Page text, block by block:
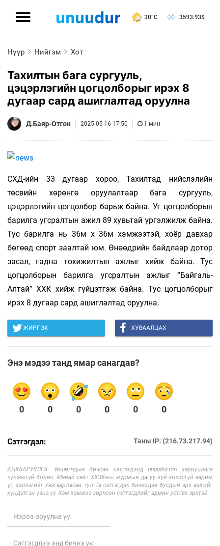
30°C 3593.93$
Нүүр Нийгэм Хот
Тахилтын бага сургууль,
цэцэрлэгийн цогцолборыг ирэх 8
дугаар сард ашиглалтад оруулна
Д.Баяр-Отгон 2025-05-16 17:50 1 мин
СХД-ийн 33 дугаар хороо, Тахилтад нийслэлийн
төсвийн хөрөнгө оруулалтаар бага сургууль,
цэцэрлэгийн цогцолбор барьж байна. Уг цогцолборын
барилга угсралтын ажил 89 хувьтай үргэлжилж байна.
Тус барилга нь 36м х 36м хэмжээтэй, хоёр давхар
бөгөөд спорт заалтай юм. Өнөөдрийн байдлаар дотор
засал, гадна тохижилтын ажлыг хийж байна. Тус
цогцолборын барилга угсралтын ажлыг “Байгаль-
Алтай” ХХК хийж гүйцэтгэж байна. Тус цогцолборыг
ирэх 8 дугаар сард ашиглалтад оруулна.
ЖИРГЭХ ХУВААЛЦАХ
Энэ мэдээ танд ямар санагдав?
0 0 0 0 0 0
Сэтгэгдэл: Таны IP: (216.73.217.94)
АНХААРУУЛГА: Уншигчдын бичсэн сэтгэгдэлд unuudur.mn хариуцлага
хүлээхгүй болно. Манай сайт ХХЗХ-ны журмын дагуу зүй зохисгүй зарим
үг, хэллэгийг хязгаарласан тул Та сэтгэгдэл бичихдээ бусдын эрх ашгийг
хүндэтгэн үзнэ үү. Хэм хэмжээ зөрчсөн сэтгэгдлийг админ устгах эрхтэй.